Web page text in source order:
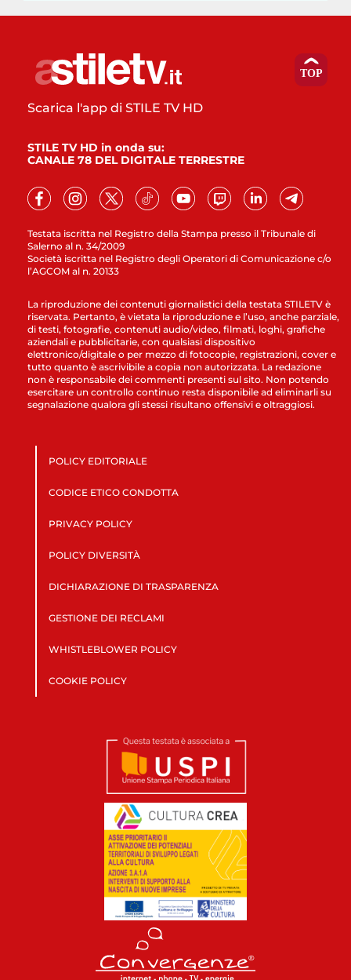
Testata iscritta nel Registro della Stampa presso il Tribunale di
Salerno al n. 34/2009
Società iscritta nel Registro degli Operatori di Comunicazione c/o
l’AGCOM al n. 20133
Scarica l'app di STILE TV HD
STILE TV HD in onda su:
CANALE 78 DEL DIGITALE TERRESTRE
La riproduzione dei contenuti giornalistici della testata STILETV è
riservata. Pertanto, è vietata la riproduzione e l’uso, anche parziale,
di testi, fotografie, contenuti audio/video, filmati, loghi, grafiche
aziendali e pubblicitarie, con qualsiasi dispositivo
elettronico/digitale o per mezzo di fotocopie, registrazioni, cover e
tutto quanto è ascrivibile a copia non autorizzata. La redazione
non è responsabile dei commenti presenti sul sito. Non potendo
esercitare un controllo continuo resta disponibile ad eliminarli su
segnalazione qualora gli stessi risultano offensivi e oltraggiosi.
POLICY EDITORIALE
CODICE ETICO CONDOTTA
PRIVACY POLICY
POLICY DIVERSITÀ
DICHIARAZIONE DI TRASPARENZA
GESTIONE DEI RECLAMI
WHISTLEBLOWER POLICY
COOKIE POLICY